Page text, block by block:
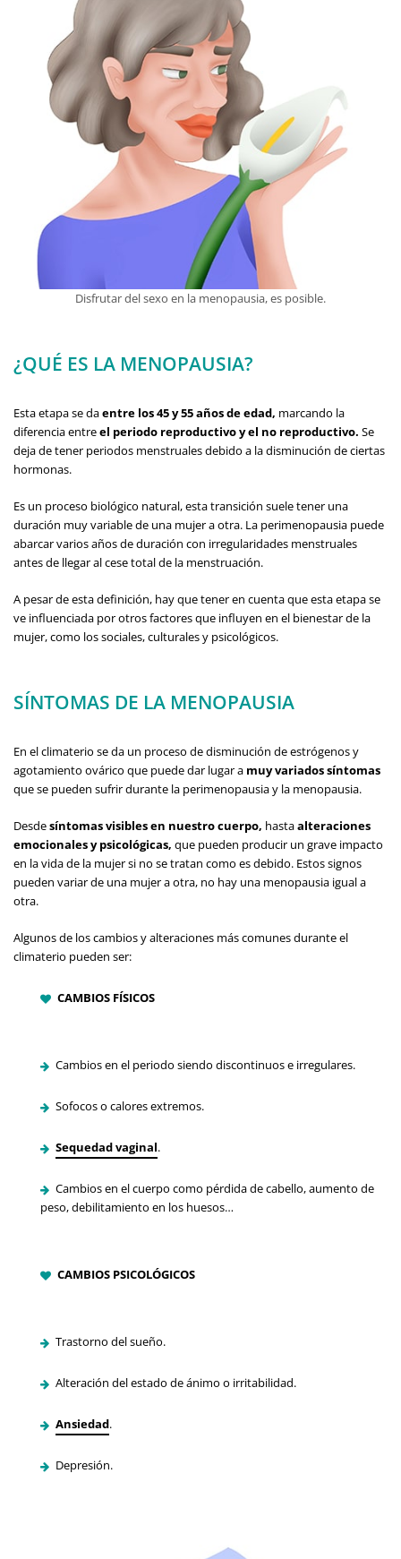
Disfrutar del sexo en la menopausia, es posible.
¿QUÉ ES LA MENOPAUSIA?
Esta etapa se daentre los 45 y 55 años de edad, marcando la
diferencia entreel periodo reproductivo y el no reproductivo. Se
deja de tener periodos menstruales debido a la disminución de ciertas
hormonas.
Es un proceso biológico natural, esta transición suele tener una
duración muy variable de una mujer a otra. La perimenopausia puede
abarcar varios años de duración con irregularidades menstruales
antes de llegar al cese total de la menstruación.
A pesar de esta definición, hay que tener en cuenta que esta etapa se
ve influenciada por otros factores que influyen en el bienestar de la
mujer, como los sociales, culturales y psicológicos.
SÍNTOMAS DE LA MENOPAUSIA
En el climaterio se da un proceso de disminución de estrógenos y
agotamiento ovárico que puede dar lugar a muy variados síntomas
que se pueden sufrir durante la perimenopausia y la menopausia.
Desdesíntomas visibles en nuestro cuerpo, hastaalteraciones
emocionales y psicológicas, que pueden producir un grave impacto
en la vida de la mujer si no se tratan como es debido. Estos signos
pueden variar de una mujer a otra, no hay una menopausia igual a
otra.
Algunos de los cambios y alteraciones más comunes durante el
climaterio pueden ser:
CAMBIOS FÍSICOS
Cambios en el periodo siendo discontinuos e irregulares.
Sofocos o calores extremos.
Sequedad vaginal.
Cambios en el cuerpo como pérdida de cabello, aumento de
peso, debilitamiento en los huesos…
CAMBIOS PSICOLÓGICOS
Trastorno del sueño.
Alteración del estado de ánimo o irritabilidad.
Ansiedad.
Depresión.